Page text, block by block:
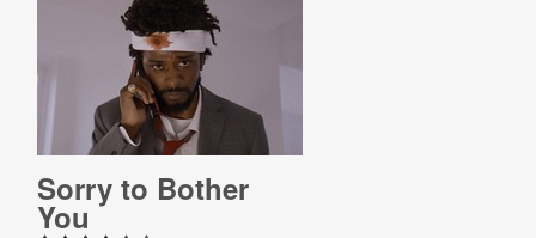
Sorry to Bother
You